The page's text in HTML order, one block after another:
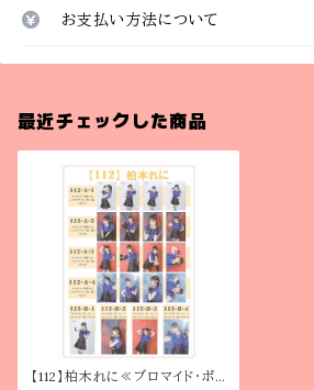
お支払い方法について
最近チェックした商品
【112】柏木れに≪ブロマイド・ポ